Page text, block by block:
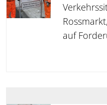
auf